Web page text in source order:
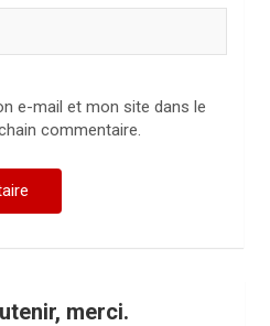
e-mail et mon site dans le
commentaire.
merci.